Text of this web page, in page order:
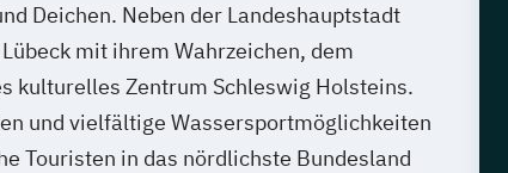
Deichen. Neben der Landeshauptstadt
mit ihrem Wahrzeichen, dem
kulturelles Zentrum Schleswig Holsteins.
und vielfältige Wassersportmöglichkeiten
Touristen in das nördlichste Bundesland